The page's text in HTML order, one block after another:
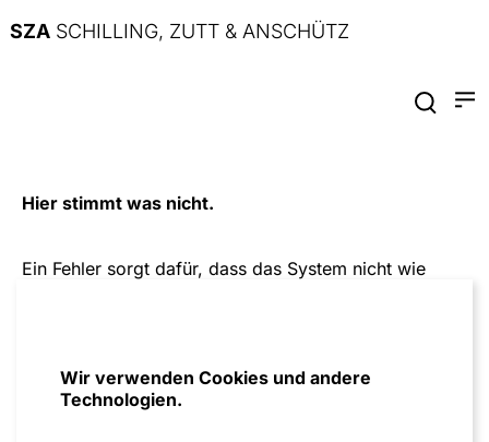
SZA SCHILLING, ZUTT & ANSCHÜTZ
Hier stimmt was nicht.
Ein Fehler sorgt dafür, dass das System nicht wie
Zur Startseite
Wir verwenden Cookies und andere
Technologien.